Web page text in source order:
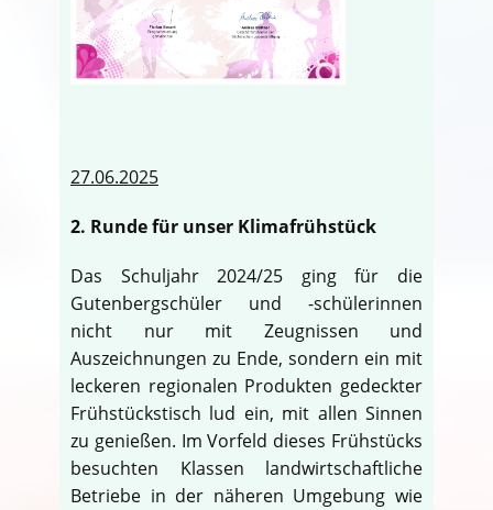
27.06.2025
2. Runde für unser Klimafrühstück
Das Schuljahr 2024/25 ging für die
Gutenbergschüler und -schülerinnen
nicht nur mit Zeugnissen und
Auszeichnungen zu Ende, sondern ein mit
leckeren regionalen Produkten gedeckter
Frühstückstisch lud ein, mit allen Sinnen
zu genießen. Im Vorfeld dieses Frühstücks
besuchten Klassen landwirtschaftliche
Betriebe in der näheren Umgebung wie